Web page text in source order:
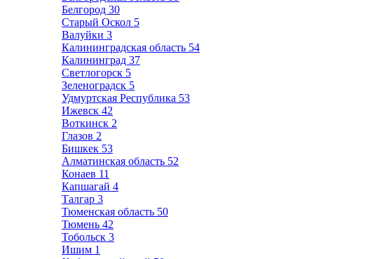
Белгород 30
Старый Оскол 5
Валуйки 3
Калининградская область 54
Калининград 37
Светлогорск 5
Зеленоградск 5
Удмуртская Республика 53
Ижевск 42
Воткинск 2
Глазов 2
Бишкек 53
Алматинская область 52
Конаев 11
Капшагай 4
Талгар 3
Тюменская область 50
Тюмень 42
Тобольск 3
Ишим 1